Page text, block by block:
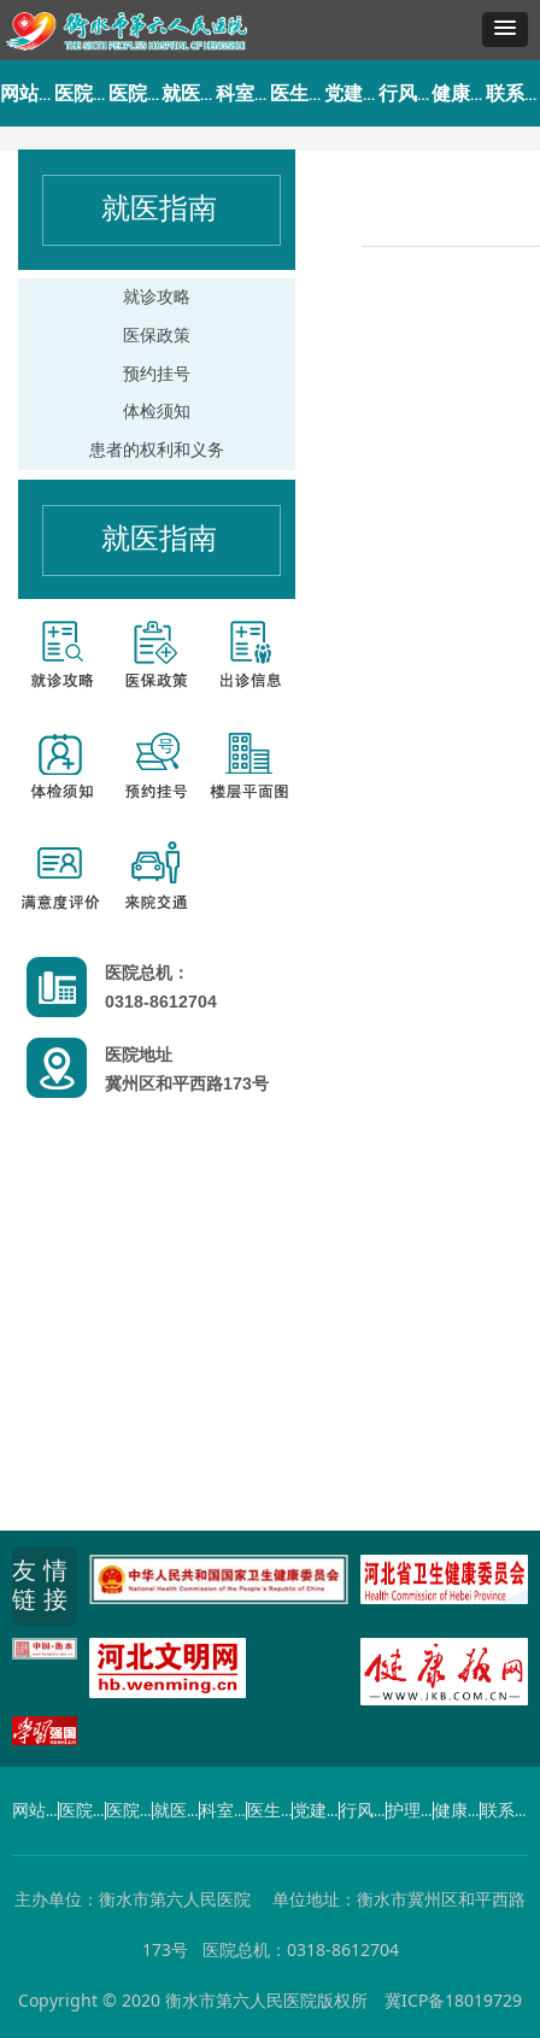
网站首页 医院概况 医院动态 就医指南 科室导航 医生介绍 党建工作 行风建设 健康园地 联系我们
就医指南
就诊攻略
医保政策
预约挂号
体检须知
患者的权利和义务
医院地址
冀州区和平西路173号
医院总机：
0318-8612704
就医指南
网站首页 医院概况 医院动态 就医指南 科室导航 医生介绍 党建工作 行风建设 护理园地 健康园地 联系我们
主办单位：衡水市第六人民医院 单位地址：衡水市冀州区和平西路
173号 医院总机：0318-8612704
Copyright © 2020 衡水市第六人民医院版权所 冀ICP备18019729
友 情
链 接